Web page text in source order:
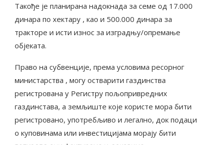
Такође је планирана надокнада за семе од 17.000
динара по хектару , као и 500.000 динара за
тракторе и исти износ за изградњу/опремање
објеката.
Право на субвенције, према условима ресорног
министарства , могу остварити газдинства
регистрована у Регистру пољопривредних
газдинстава, а земљиште које користе мора бити
регистровано, употребљиво и легално, док подаци
о куповинама или инвестицијама морају бити